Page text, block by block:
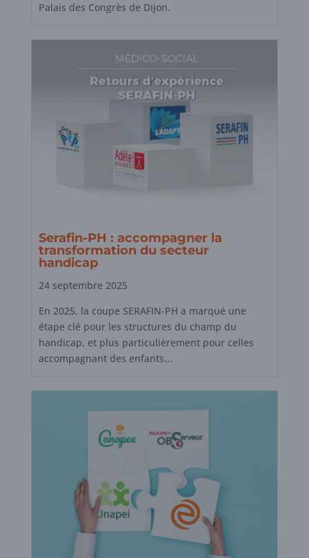
Palais des Congrès de Dijon.
Serafin-PH : accompagner la
transformation du secteur
handicap
24 septembre 2025
En 2025, la coupe SERAFIN-PH a marqué une
étape clé pour les structures du champ du
handicap, et plus particulièrement pour celles
accompagnant des enfants...